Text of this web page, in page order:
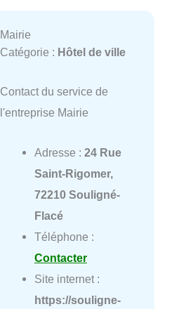
Mairie
Catégorie : Hôtel de ville
Contact du service de
l'entreprise Mairie
Adresse : 24 Rue
Saint-Rigomer,
72210 Souligné-
Flacé
Téléphone :
Contacter
Site internet :
https://souligne-